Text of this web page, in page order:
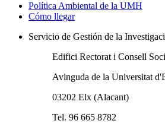
Política Ambiental de la UMH
Cómo llegar
Servicio de Gestión de la
Edifici Rectorat i Consell
Avinguda de la Universitat
03202 Elx (Alacant)
Tel. 96 665 8782